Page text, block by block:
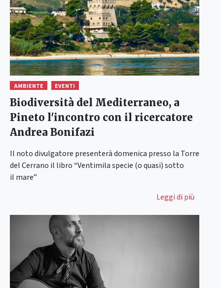
AMBIENTE EVENTI
Biodiversità del Mediterraneo, a
Pineto l'incontro con il ricercatore
Andrea Bonifazi
Il noto divulgatore presenterà domenica presso la Torre
del Cerrano il libro “Ventimila specie (o quasi) sotto
il mare”
Leggi di più